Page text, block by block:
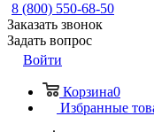
8 (800) 550-68-50
Заказать звонок
Задать вопрос
Войти
Корзина0
Избранные